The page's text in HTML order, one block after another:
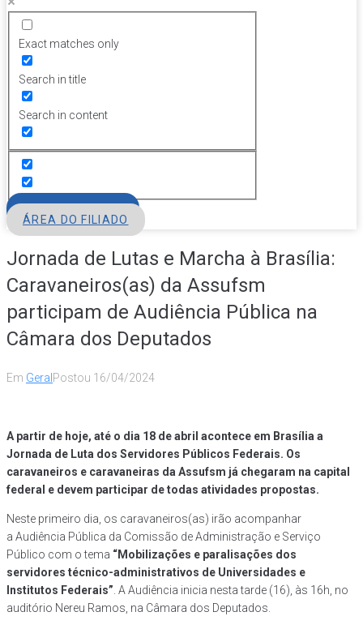
Exact matches only
Search in title
Search in content
ÁREA DO FILIADO
Jornada de Lutas e Marcha à Brasília:
Caravaneiros(as) da Assufsm
participam de Audiência Pública na
Câmara dos Deputados
Em Geral Postou 16/04/2024
A partir de hoje, até o dia 18 de abril acontece em Brasília a
Jornada de Luta dos Servidores Públicos Federais. Os
caravaneiros e caravaneiras da Assufsm já chegaram na capital
federal e devem participar de todas atividades propostas.
Neste primeiro dia, os caravaneiros(as) irão acompanhar
a Audiência Pública da Comissão de Administração e Serviço
Público com o tema “Mobilizações e paralisações dos
servidores técnico-administrativos de Universidades e
Institutos Federais” . A Audiência inicia nesta tarde (16), às 16h, no
auditório Nereu Ramos, na Câmara dos Deputados.